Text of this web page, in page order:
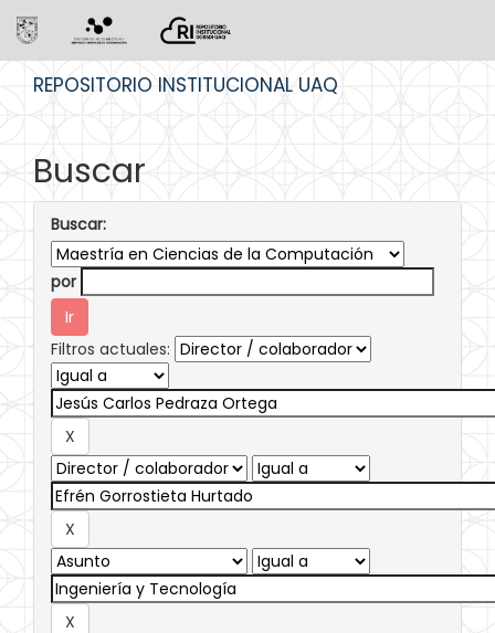
REPOSITORIO INSTITUCIONAL UAQ
Buscar
Buscar:
por
Filtros actuales: